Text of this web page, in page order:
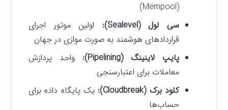
(Mempool)
سی لول (Sealevel):
اولین موتور اجرای
قراردادهای هوشمند به صورت موازی در جهان
پایپ لاینینگ (Pipelining):
واحد پردازش
معاملات برای اعتبارسنجی
کلود برک (Cloudbreak):
یک پایگاه داده برای
حساب‌ها